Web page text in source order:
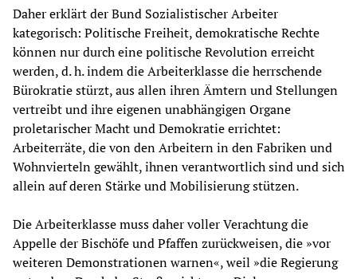
Daher erklärt der Bund Sozialistischer Arbeiter
kategorisch: Politische Freiheit, demokratische Rechte
können nur durch eine politische Revolution erreicht
werden, d. h. indem die Arbeiterklasse die herrschende
Bürokratie stürzt, aus allen ihren Ämtern und Stellungen
vertreibt und ihre eigenen unabhängigen Organe
proletarischer Macht und Demokratie errichtet:
Arbeiterräte, die von den Arbeitern in den Fabriken und
Wohnvierteln gewählt, ihnen verantwortlich sind und sich
allein auf deren Stärke und Mobilisierung stützen.
Die Arbeiterklasse muss daher voller Verachtung die
Appelle der Bischöfe und Pfaffen zurückweisen, die »vor
weiteren Demonstrationen warnen«, weil »die Regierung